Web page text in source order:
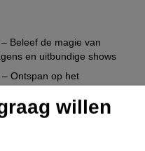
Beleef de magie van
en uitbundige shows
Ontspan op het
levendige sfeer en
willen